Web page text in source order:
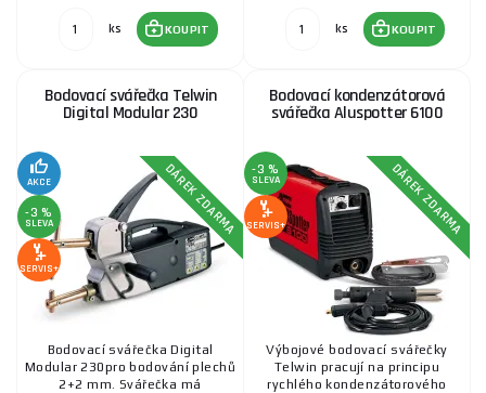
ks KOUPIT ks KOUPIT
Bodovací svářečka Telwin
Digital Modular 230
AKCE
-3 %
SLEVA
SERVIS+
DÁREK ZDARMA
Bodovací svářečka Digital
Modular 230pro bodování plechů
2+2 mm. Svářečka má
Bodovací kondenzátorová
svářečka Aluspotter 6100
-3 %
SLEVA
SERVIS+ DÁREK ZDARMA
Výbojové bodovací svářečky
Telwin pracují na principu
rychlého kondenzátorového